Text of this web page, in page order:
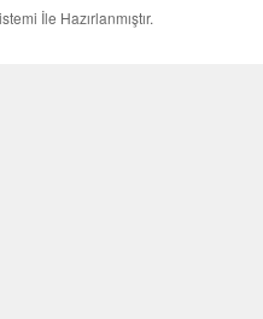
İle Hazırlanmıştır.